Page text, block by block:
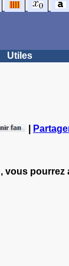
Utiles
vous pourrez